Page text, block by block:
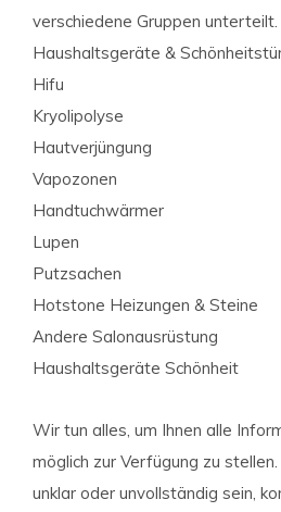
verschiedene Gruppen unterteilt.
Haushaltsgeräte &
Hifu
Kryolipolyse
Hautverjüngung
Vapozonen
Handtuchwärmer
Lupen
Putzsachen
Hotstone Heizungen & Steine
Andere Salonausrüstung
Haushaltsgeräte Schönheit
Wir tun alles, um Ihnen alle
möglich zur Verfügung zu
unklar oder unvollständig sein,